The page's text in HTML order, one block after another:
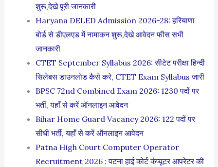
शुरू,देखे पूरी जानकारी
Haryana DELED Admission 2026-28: हरियाणा
बोर्ड से डीएलएड में नामाकन शुरू,देखे आवेदन फीस सभी
जानकारी
CTET September Syllabus 2026: सीटेट परीक्षा हिन्दी
सिलेबस डाउनलोड कैसे करे, CTET Exam Syllabus जारी
BPSC 72nd Combined Exam 2026: 1230 पदों पर
भर्ती, यहाँ से करें ऑनलाइन आवेदन
Bihar Home Guard Vacancy 2026: 122 पदों पर
सीधी भर्ती, यहाँ से करें ऑनलाइन आवेदन
Patna High Court Computer Operator
Recruitment 2026 : पटना हाई कोर्ट कंप्यूटर आपरेटर की